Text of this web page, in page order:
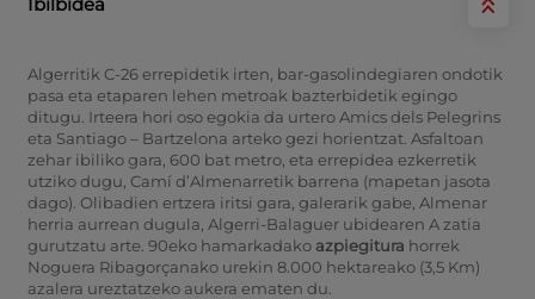
Algerritik C-26 errepidetik irten, bar-gasolindegiaren ondotik
pasa eta etaparen lehen metroak bazterbidetik egingo
ditugu. Irteera hori oso egokia da urtero Amics dels Pelegrins
eta Santiago – Bartzelona arteko gezi horientzat. Asfaltoan
zehar ibiliko gara, 600 bat metro, eta errepidea ezkerretik
utziko dugu, Camí d’Almenarretik barrena (mapetan jasota
dago). Olibadien ertzera iritsi gara, galerarik gabe, Almenar
herria aurrean dugula, Algerri-Balaguer ubidearen A zatia
gurutzatu arte. 90eko hamarkadako azpiegitura horrek
Noguera Ribagorçanako urekin 8.000 hektareako (3,5 Km)
azalera ureztatzeko aukera ematen du.